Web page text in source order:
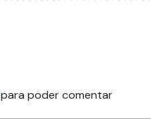
para poder comentar